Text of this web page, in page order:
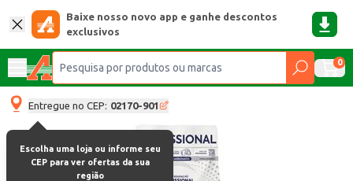
Baixe nosso novo app e ganhe descontos
exclusivos
0
Entregue no CEP: 02170-901
Escolha uma loja ou informe seu
CEP para ver ofertas da sua
região